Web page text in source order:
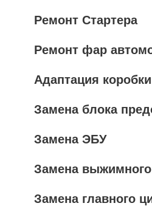
Ремонт Стартера
Ремонт фар
Адаптация коробки
Замена блока
Замена ЭБУ
Замена
Замена главного